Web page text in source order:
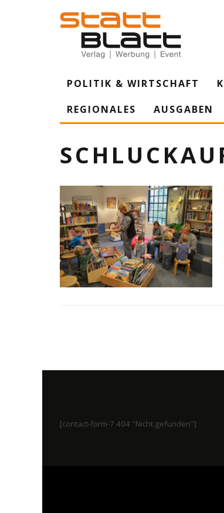
POLITIK & WIRTSCHAFT
REGIONALES
AUSGABEN
[contact-form-7 404 "Nicht gefunden"]